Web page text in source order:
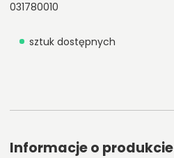
031780010
sztuk dostępnych
Informacje o produkcie